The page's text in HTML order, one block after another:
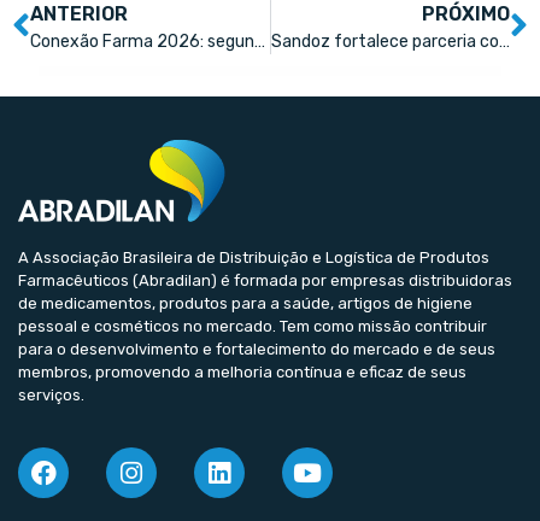
ANTERIOR
Conexão Farma 2026: segundo dia movimenta interações e efetivação de negócios
PRÓXIMO
Sandoz fortalece parceria com o varejo farmacêutico no Abradilan Conexão Farma 2026
A Associação Brasileira de Distribuição e Logística de Produtos
Farmacêuticos (Abradilan) é formada por empresas distribuidoras
de medicamentos, produtos para a saúde, artigos de higiene
pessoal e cosméticos no mercado. Tem como missão contribuir
para o desenvolvimento e fortalecimento do mercado e de seus
membros, promovendo a melhoria contínua e eficaz de seus
serviços.